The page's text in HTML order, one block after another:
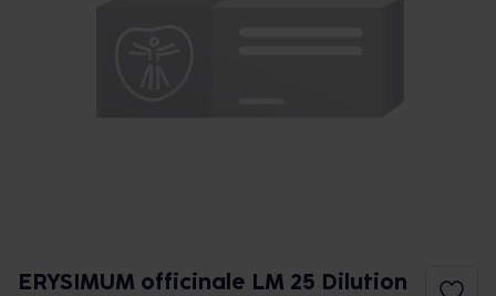
ERYSIMUM officinale LM 25 Dilution